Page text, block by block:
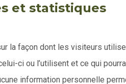
et statistiques
la façon dont les visiteurs
ci ou l’utilisent et ce qui
information personnelle